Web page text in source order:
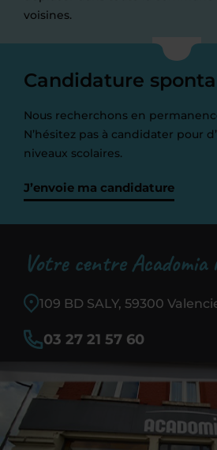
voisines.
Candidature
Nous recherchons en
N’hésitez pas à candidater pour
niveaux scolaires.
J’envoie ma candidature
Votre centre
109 BD SALY, 59300
03 27 21 57 60